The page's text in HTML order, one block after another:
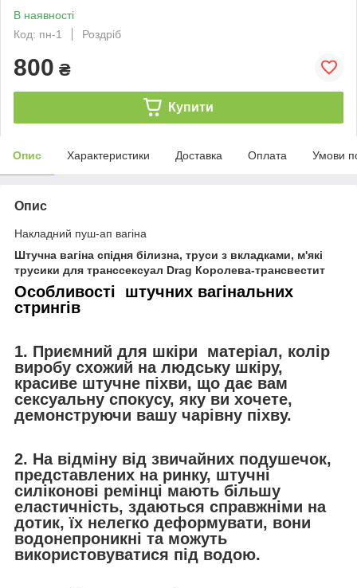
В наявності
Код: пн-1
Роздріб
800 ₴
Купити
Опис Характеристики Доставка Оплата Умови
Опис
Накладний пуш-ап вагіна
Штучна вагіна спідня білизна, труси з вкладками, м'які
трусики для транссексуал Drag Королева-трансвестит
Особливості штучних вагінальних
стрингів
1. Приємний для шкіри матеріал, колір
виробу схожий на людську шкіру,
красиве штучне піхви, що дає вам
сексуальну спокусу, яку ви хочете,
демонструючи вашу чарівну піхву.
2. На відміну від звичайних подушечок,
представлених на ринку, штучні
силіконові ремінці мають більшу
еластичність, здаються справжніми на
дотик, їх нелегко деформувати, вони
водонепроникні та можуть
використовуватися під водою.